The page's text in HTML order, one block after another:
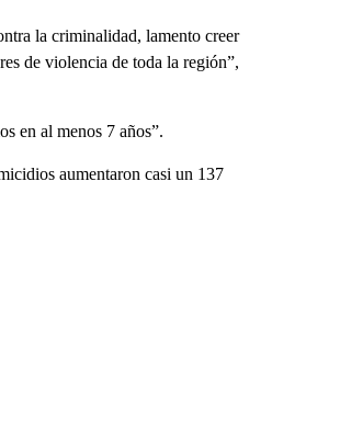
la criminalidad, lamento creer
de violencia de toda la región”,
en al menos 7 años”.
aumentaron casi un 137